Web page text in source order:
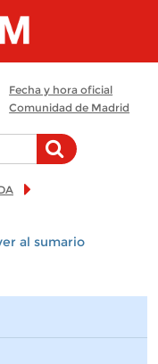
Fecha y hora oficial
Comunidad de Madrid
al sumario